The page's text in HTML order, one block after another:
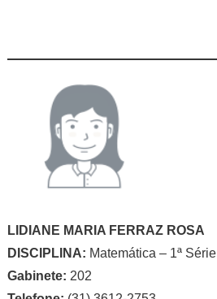
LIDIANE MARIA FERRAZ ROSA
DISCIPLINA: Matemática – 1ª Série
Gabinete: 202